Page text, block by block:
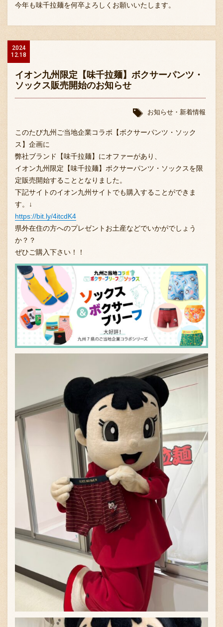
今年も味千拉麺を何卒よろしくお願いいたします。
2024
12.18
イオン九州限定【味千拉麺】ボクサーパンツ・
ソックス販売開始のお知らせ
お知らせ・新着情報
このたび九州ご当地企業コラボ【ボクサーパンツ・ソック
ス】企画に
弊社ブランド【味千拉麺】にオファーがあり、
イオン九州限定【味千拉麺】ボクサーパンツ・ソックスを限
定販売開始することとなりました。
下記サイトのイオン九州サイトでも購入することができま
す。↓
https://bit.ly/4itcdK4
県外在住の方へのプレゼントお土産などでいかがでしょう
か？？
ぜひご購入下さい！！